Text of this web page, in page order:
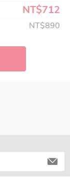
NT$712
NT$890